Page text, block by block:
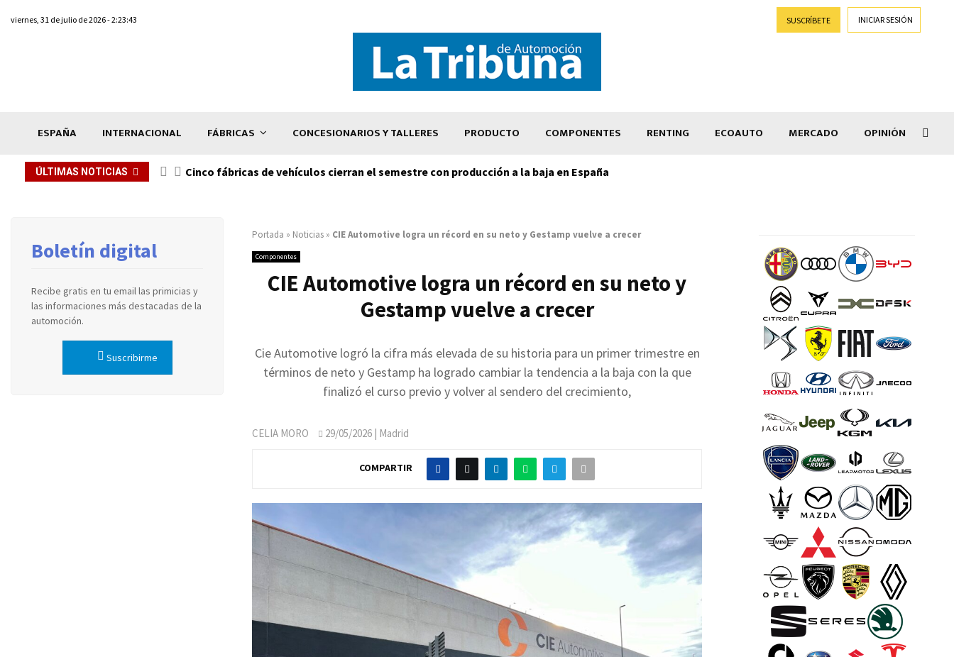
viernes, 31 de julio de 2026 - 2:23:43 SUSCRÍBETE INICIAR SESIÓN
ESPAÑA INTERNACIONAL FÁBRICAS CONCESIONARIOS Y TALLERES PRODUCTO COMPONENTES RENTING ECOAUTO MERCADO OPINIÓN
ÚLTIMAS NOTICIAS Cinco fábricas de vehículos cierran el semestre con producción a la baja en España
Portada » Noticias » CIE Automotive logra un récord en su neto y Gestamp vuelve a crecer
Componentes
CIE Automotive logra un récord en su neto y
Gestamp vuelve a crecer
Cie Automotive logró la cifra más elevada de su historia para un primer trimestre en
términos de neto y Gestamp ha logrado cambiar la tendencia a la baja con la que
finalizó el curso previo y volver al sendero del crecimiento,
CELIA MORO 29/05/2026 | Madrid
COMPARTIR
Boletín digital
Recibe gratis en tu email las primicias y
las informaciones más destacadas de la
automoción.
Suscribirme